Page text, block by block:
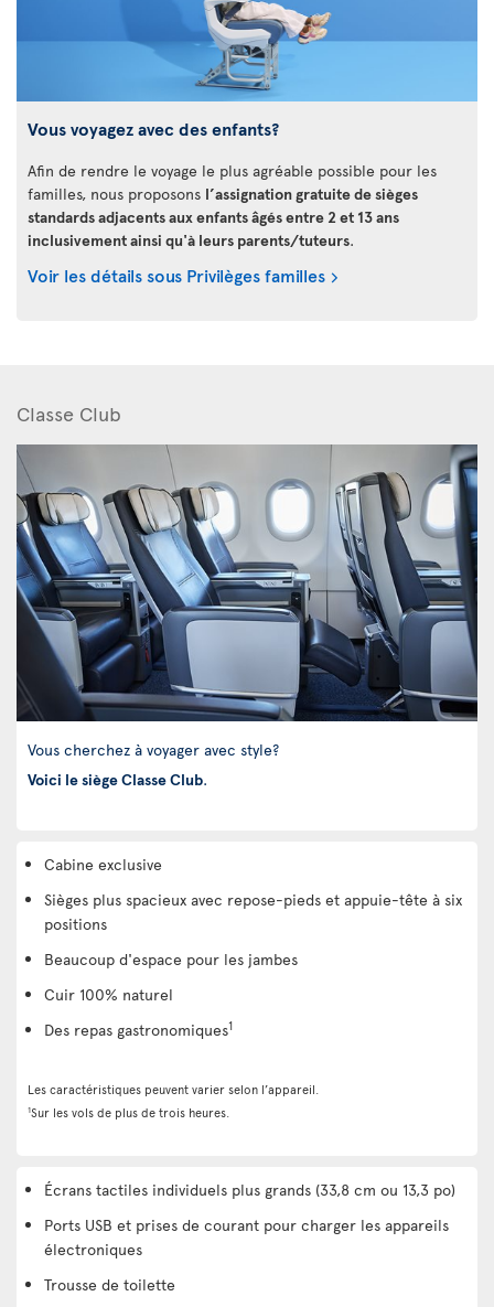
Vous voyagez avec des enfants?
Afin de rendre le voyage le plus agréable possible pour les
familles, nous proposons l’assignation gratuite de sièges
standards adjacents aux enfants âgés entre 2 et 13 ans
inclusivement ainsi qu'à leurs parents/tuteurs.
Voir les détails sous Privilèges familles
Classe Club
Vous cherchez à voyager avec style?
Voici le siège Classe Club.
Cabine exclusive
Sièges plus spacieux avec repose-pieds et appuie-tête à six
positions
Beaucoup d'espace pour les jambes
Cuir 100% naturel
Des repas gastronomiques1
Les caractéristiques peuvent varier selon l’appareil.
1Sur les vols de plus de trois heures.
Écrans tactiles individuels plus grands (33,8 cm ou 13,3 po)
Ports USB et prises de courant pour charger les appareils
électroniques
Trousse de toilette